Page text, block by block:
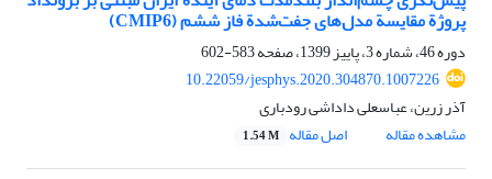
پروژة مقایسة مدل‌های جفت‌شدة فاز ششم (CMIP6)
دوره 46، شماره 3، پاییز 1399، صفحه
583-602
10.22059/jesphys.2020.304870.1007226
آذر زرین، عباسعلی داداشی رودباری
مشاهده مقاله
اصل مقاله 1.54 M